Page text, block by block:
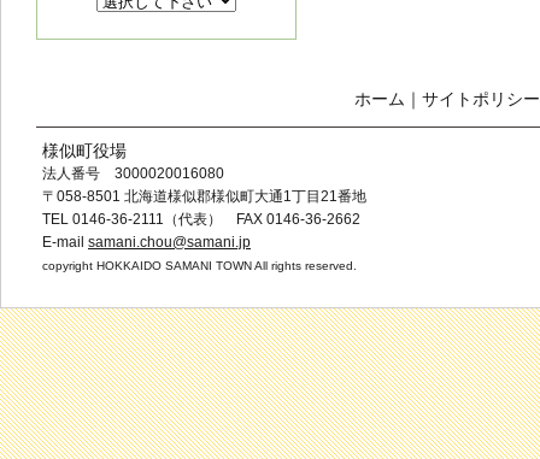
ホーム ｜ サイトポリシー
様似町役場
法人番号 3000020016080
〒058-8501 北海道様似郡様似町大通1丁目21番地
TEL 0146-36-2111（代表） FAX 0146-36-2662
E-mail samani.chou@samani.jp
copyright HOKKAIDO SAMANI TOWN All rights reserved.